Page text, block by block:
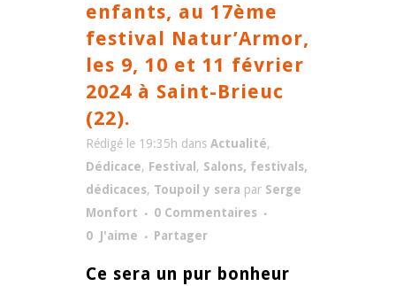
enfants, au 17ème
festival Natur’Armor,
les 9, 10 et 11 février
2024 à Saint-Brieuc
(22).
Rédigé le 19:35h dans Actualité,
Dédicace, Festival , Salons, festivals,
dédicaces, Toupoil y sera par Serge
Monfort
0 Commentaires
0 J'aime Partager
Ce sera un pur bonheur